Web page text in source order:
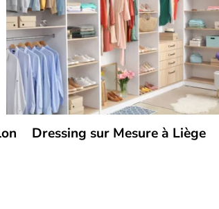
Dressing sur Mesure à Liège